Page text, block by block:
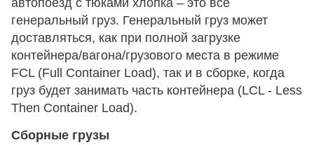
автопоезд с тюками хлопка – это всё
генеральный груз. Генеральный груз может
доставляться, как при полной загрузке
контейнера/вагона/грузового места в режиме
FCL (Full Container Load), так и в сборке, когда
груз будет занимать часть контейнера (LCL - Less
Then Container Load).
Сборные грузы